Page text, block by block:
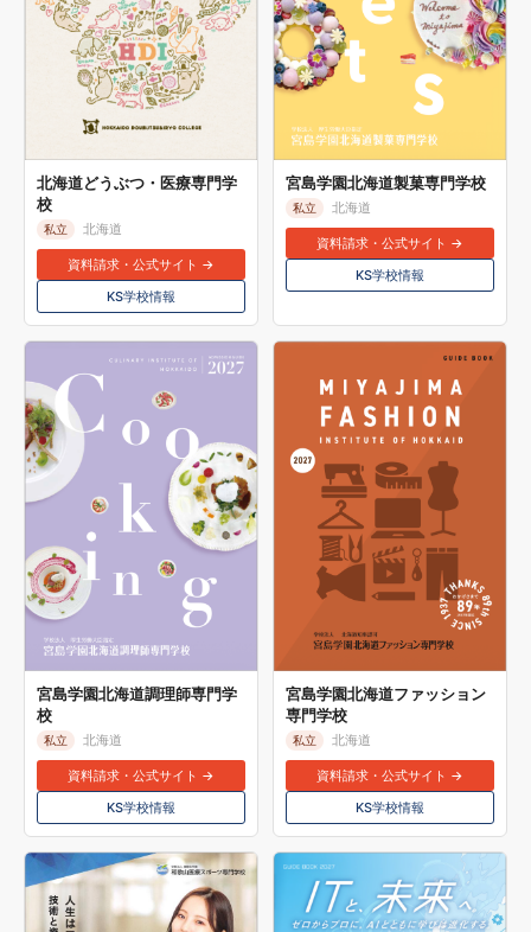
北海道どうぶつ・医療専門学
校
私立 北海道
資料請求・公式サイト →
KS学校情報
宮島学園北海道製菓専門学校
私立 北海道
資料請求・公式サイト →
KS学校情報
宮島学園北海道調理師専門学
校
私立 北海道
資料請求・公式サイト →
KS学校情報
宮島学園北海道ファッション
専門学校
私立 北海道
資料請求・公式サイト →
KS学校情報